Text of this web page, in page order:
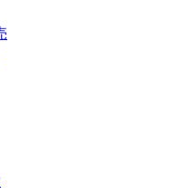
5万円以上購入の場合で
ので、ご了承のほどお願
ません(2022/12月以降）
行致しません。（材料入
以上でお受けしており
っては15mmカットが難
合もございます。誠に申
円 0.14kg
円 0.8kg
ます。
算、見積回答させていただ